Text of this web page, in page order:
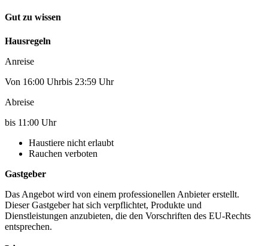
Gut zu wissen
Hausregeln
Anreise
Von 16:00 Uhrbis 23:59 Uhr
Abreise
bis 11:00 Uhr
Haustiere nicht erlaubt
Rauchen verboten
Gastgeber
Das Angebot wird von einem professionellen Anbieter erstellt.
Dieser Gastgeber hat sich verpflichtet, Produkte und
Dienstleistungen anzubieten, die den Vorschriften des EU-Rechts
entsprechen.